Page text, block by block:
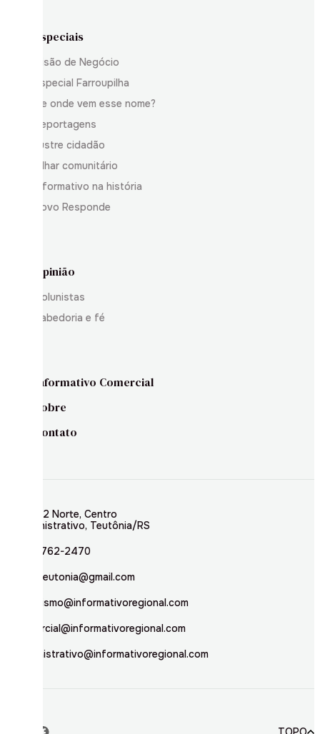
Especiais
Visão de Negócio
Especial Farroupilha
De onde vem esse nome?
Reportagens
Ilustre cidadão
Olhar comunitário
Informativo na história
Povo Responde
Opinião
Colunistas
Sabedoria e fé
Informativo Comercial
Sobre
Contato
Rua 02 Norte, Centro
Administrativo, Teutônia/RS
(51) 3762-2470
inforteutonia@gmail.com
jornalismo@informativoregional.com
comercial@informativoregional.com
administrativo@informativoregional.com